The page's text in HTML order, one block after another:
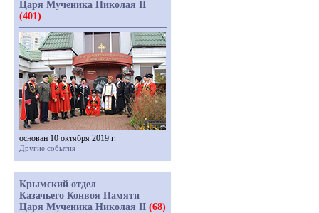
Царя Мученика Николая II
(401)
основан 10 октября 2019 г.
Другие события
Крымский отдел
Казачьего Конвоя Памяти
Царя Мученика Николая II (68)